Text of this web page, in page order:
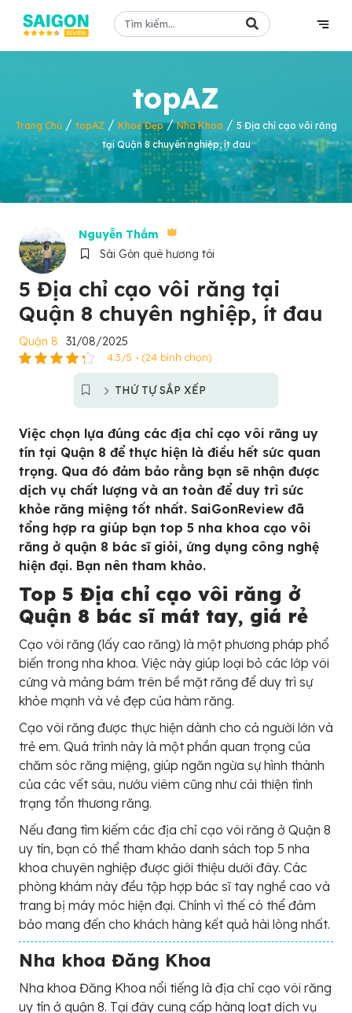
topAZ
Trang Chủ / topAZ / Khoẻ Đẹp/Nha Khoa / 5 Địa chỉ cạo vôi răng
tại Quận 8 chuyên nghiệp, ít đau
Nguyễn Thắm
Sài Gòn quê hương tôi
5 Địa chỉ cạo vôi răng tại
Quận 8 chuyên nghiệp, ít đau
Quận 8 31/08/2025
4.3/5 - (24 bình chọn)
THỨ TỰ SẮP XẾP
Việc chọn lựa đúng các địa chỉ cạo vôi răng uy
tín tại Quận 8 để thực hiện là điều hết sức quan
trọng. Qua đó đảm bảo rằng bạn sẽ nhận được
dịch vụ chất lượng và an toàn để duy trì sức
khỏe răng miệng tốt nhất. SaiGonReview đã
tổng hợp ra giúp bạn top 5 nha khoa cạo vôi
răng ở quận 8 bác sĩ giỏi, ứng dụng công nghệ
hiện đại. Bạn nên tham khảo.
Top 5 Địa chỉ cạo vôi răng ở
Quận 8 bác sĩ mát tay, giá rẻ
Cạo vôi răng (lấy cao răng) là một phương pháp phổ
biến trong nha khoa. Việc này giúp loại bỏ các lớp vôi
cứng và mảng bám trên bề mặt răng để duy trì sự
khỏe mạnh và vẻ đẹp của hàm răng.
Cạo vôi răng được thực hiện dành cho cả người lớn và
trẻ em. Quá trình này là một phần quan trọng của
chăm sóc răng miệng, giúp ngăn ngừa sự hình thành
của các vết sâu, nướu viêm cũng như cải thiện tình
trạng tổn thương răng.
Nếu đang tìm kiếm các địa chỉ cạo vôi răng ở Quận 8
uy tín, bạn có thể tham khảo danh sách top 5 nha
khoa chuyên nghiệp được giới thiệu dưới đây. Các
phòng khám này đều tập hợp bác sĩ tay nghề cao và
trang bị máy móc hiện đại. Chính vì thế có thể đảm
bảo mang đến cho khách hàng kết quả hài lòng nhất.
Nha khoa Đăng Khoa
Nha khoa Đăng Khoa nổi tiếng là địa chỉ cạo vôi răng
uy tín ở quận 8. Tại đây cung cấp hàng loạt dịch vụ